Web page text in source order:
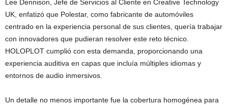
Lee Dennison, Jefe de Servicios al Cliente en Creative Technology
UK, enfatizó que Polestar, como fabricante de automóviles
centrado en la experiencia personal de sus clientes, quería trabajar
con innovadores que pudieran resolver este reto técnico.
HOLOPLOT cumplió con esta demanda, proporcionando una
experiencia auditiva en capas que incluía múltiples idiomas y
entornos de audio inmersivos.
Un detalle no menos importante fue la cobertura homogénea para